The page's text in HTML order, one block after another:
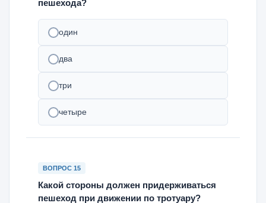
пешехода?
один
два
три
четыре
ВОПРОС 15
Какой стороны должен придерживаться
пешеход при движении по тротуару?